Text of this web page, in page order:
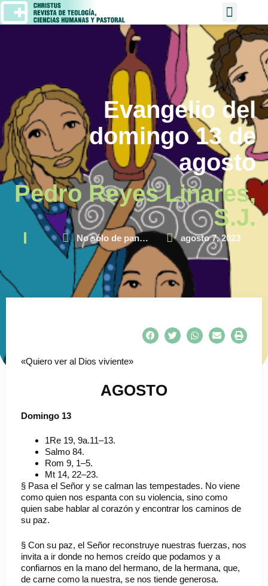
Evangelio del
domingo 13 de
agosto
Pedro Reyes Linares,
S.J.
No sólo de pan… agosto 7, 2023
«Quiero ver al Dios viviente»
AGOSTO
Domingo 13
1Re 19, 9a.11–13.
Salmo 84.
Rom 9, 1–5.
Mt 14, 22–23.
§ Pasa el Señor y se calman las tempestades. No viene
como quien nos espanta con su violencia, sino como
quien sabe hablar al corazón y encontrar los caminos de
su paz.
§ Con su paz, el Señor reconstruye nuestras fuerzas, nos
invita a ir donde no hemos creído que podamos y a
confiarnos en la mano del hermano, de la hermana, que,
de carne como la nuestra, se nos tiende generosa.